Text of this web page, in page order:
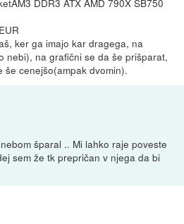
DDR3 ATX AMD 790X SB750
ker ga imajo kar dragega, na
nebi), na grafični se da še prišparat,
še cenejšo(ampak dvomin).
šparal .. Mi lahko raje poveste
sem že tk prepričan v njega da bi